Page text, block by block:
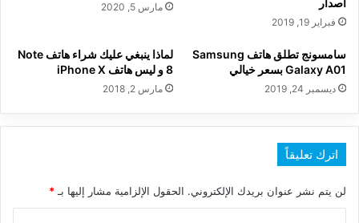
فبراير 19, 2019
مارس 5, 2020
سامسونج تطلق هاتف Samsung
Galaxy A01 بسعر خيالي
ديسمبر 24, 2019
لماذا ينبغي عليك شراء هاتف Note
8 و ليس هاتف iPhone X
مارس 2, 2018
اترك تعليقاً
لن يتم نشر عنوان بريدك الإلكتروني. الحقول الإلزامية مشار إليها بـ *